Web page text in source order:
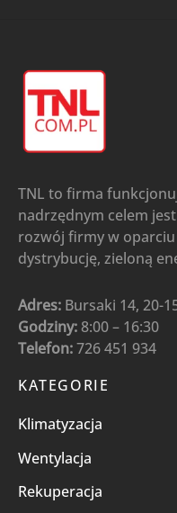
TNL to firma
nadrzędnym celem
rozwój firmy w oparciu
dystrybucję, zieloną
Adres: Bursaki 14, 20-
Godziny: 8:00 – 16:30
Telefon:726 451 934
KATEGORIE
Klimatyzacja
Wentylacja
Rekuperacja